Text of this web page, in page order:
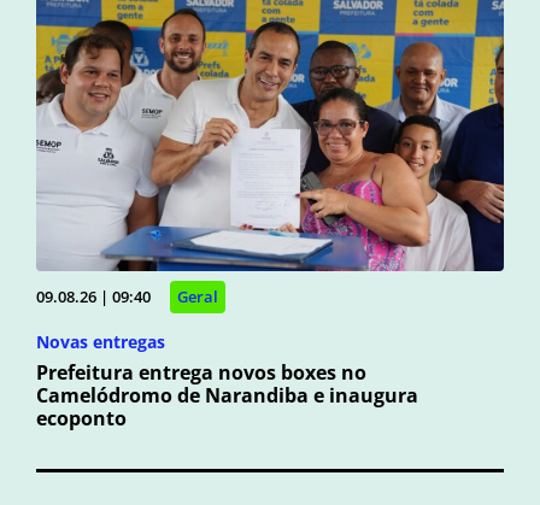
09.08.26 | 09:40 Geral
Novas entregas
Prefeitura entrega novos boxes no
Camelódromo de Narandiba e inaugura
ecoponto